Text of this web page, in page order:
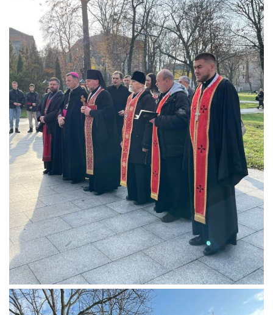
Катехитична комісія
Комісія у справах молоді
Комісія у справах родини
Комісія з питань душпастирства охорони здоров’я
Спільноти
Квіти Слобожанщини
Харківщина
Полтавщина
Сумщина
Оголошення
Трансляції